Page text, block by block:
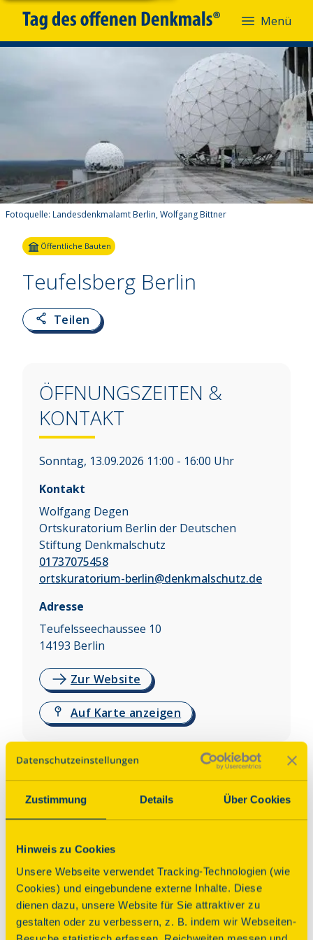
Zustimmung Details Über Cookies
Hinweis zu Cookies
Unsere Webseite verwendet Tracking-Technologien (wie
Cookies) und eingebundene externe Inhalte. Diese
dienen dazu, unsere Website für Sie attraktiver zu
gestalten oder zu verbessern, z. B. indem wir Webseiten-
Menü
Fotoquelle: Landesdenkmalamt Berlin, Wolfgang Bittner
Öffentliche Bauten
Teufelsberg Berlin
Teilen
ÖFFNUNGSZEITEN &
KONTAKT
Sonntag, 13.09.2026 11:00 - 16:00 Uhr
Kontakt
Wolfgang Degen
Ortskuratorium Berlin der Deutschen
Stiftung Denkmalschutz
01737075458
ortskuratorium-berlin@denkmalschutz.de
Adresse
Teufelsseechaussee 10
14193 Berlin
Zur Website
Auf Karte anzeigen
Über dieses Denkmal
Am 30.10.2018 wurde der Teufelsberg in
Charlottenburg-Wilmersdorf aus historischen
Bedeutung unter Denkmalschutz gestellt.  Unter
dem Trümmerberg finden sich die nie
fertiggestellte nationalsozialistische
„Wehrtechnische Fakultät“ und darüber auf der
Spitze die amerikanische und britische NSA Field
Station Teufelsberg (Abhörstation) aus der Phase